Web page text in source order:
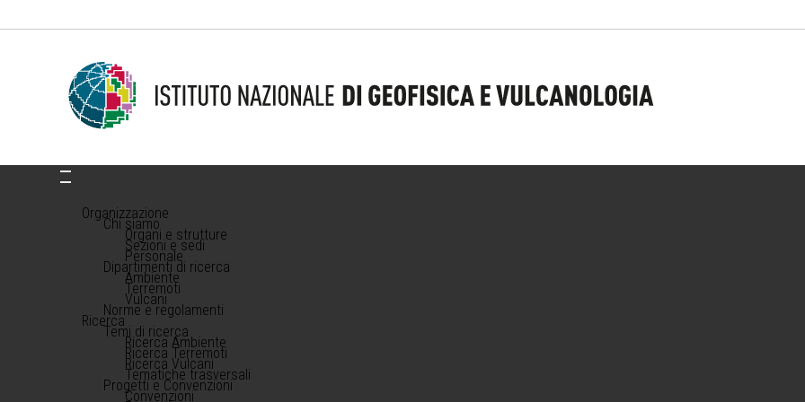
Organizzazione
Chi siamo
Organi e strutture
Sezioni e sedi
Personale
Dipartimenti di ricerca
Ambiente
Terremoti
Vulcani
Norme e regolamenti
Ricerca
Temi di ricerca
Ricerca Ambiente
Ricerca Terremoti
Ricerca Vulcani
Tematiche trasversali
Progetti e Convenzioni
Convenzioni